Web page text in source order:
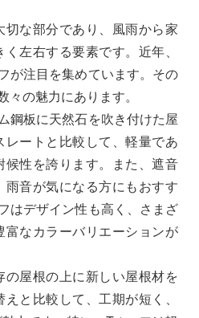
切な部分であり、風雨から家
左右する要素です。近年、
が注目を集めています。その
々の魅力にあります。
鋼板に天然石を吹き付けた屋
レートと比較して、軽量であ
候性を誇ります。また、遮音
雨音が気になる方にもおすす
はデザイン性も高く、さまざ
富なカラーバリエーションが
の屋根の上に新しい屋根材を
と比較して、工期が短く、